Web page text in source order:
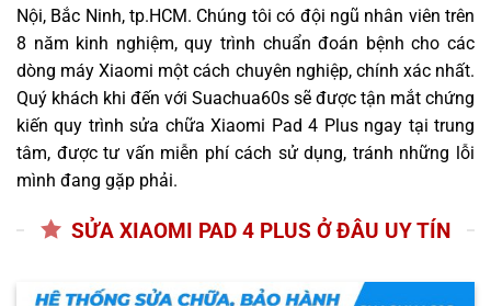
Nội, Bắc Ninh, tp.HCM. Chúng tôi có đội ngũ nhân viên trên
8 năm kinh nghiệm, quy trình chuẩn đoán bệnh cho các
dòng máy Xiaomi một cách chuyên nghiệp, chính xác nhất.
Quý khách khi đến với Suachua60s sẽ được tận mắt chứng
kiến quy trình sửa chữa Xiaomi Pad 4 Plus ngay tại trung
tâm, được tư vấn miễn phí cách sử dụng, tránh những lỗi
mình đang gặp phải.
SỬA XIAOMI PAD 4 PLUS Ở ĐÂU UY TÍN